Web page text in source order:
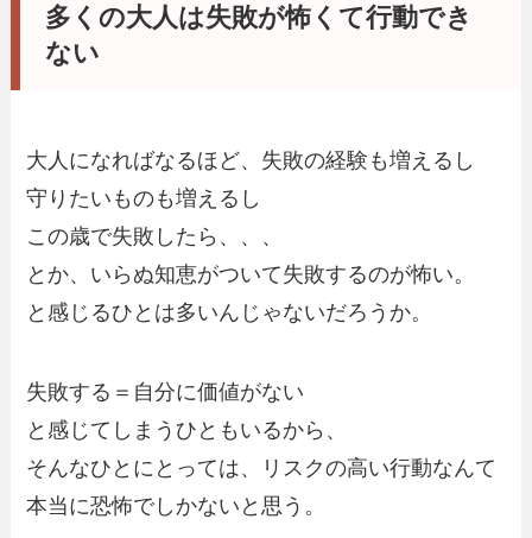
多くの大人は失敗が怖くて行動でき
ない
大人になればなるほど、失敗の経験も増えるし
守りたいものも増えるし
この歳で失敗したら、、、
とか、いらぬ知恵がついて失敗するのが怖い。
と感じるひとは多いんじゃないだろうか。
失敗する＝自分に価値がない
と感じてしまうひともいるから、
そんなひとにとっては、リスクの高い行動なんて
本当に恐怖でしかないと思う。